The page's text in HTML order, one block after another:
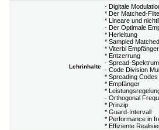
Lehrinhalte
- Digitale
* Der Matched-
* Lineare und
- Der Optimale
* Herleitung
* Sampled
* Viterbi Empfänger
* Entzerrung
- Spread-
- Code Division
* Spreading Codes
* Empfänger
*
- Orthogonal
* Prinzip
* Guard-Intervall
* Performance in
* Effiziente